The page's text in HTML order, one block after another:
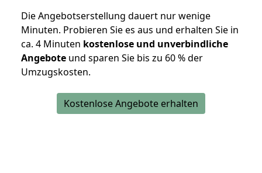
Die Angebotserstellung dauert nur wenige
Minuten. Probieren Sie es aus und erhalten Sie in
ca. 4 Minuten kostenlose und unverbindliche
Angebote und sparen Sie bis zu 60 % der
Umzugskosten.
Kostenlose Angebote erhalten